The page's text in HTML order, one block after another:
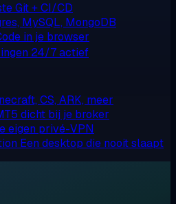
Git + CI/CD
MySQL, MongoDB
in je browser
24/7 actief
CS, ARK, meer
dicht bij je broker
eigen privé-VPN
Een desktop die nooit slaapt